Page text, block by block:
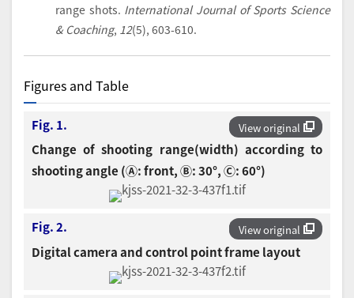
range shots. International Journal of Sports Science
& Coaching, 12(5), 603-610.
Figures and Table
View original
Fig. 1.
Change of shooting range(width) according to
shooting angle (Ⓐ: front, Ⓑ: 30°, Ⓒ: 60°)
View original
Fig. 2.
Digital camera and control point frame layout